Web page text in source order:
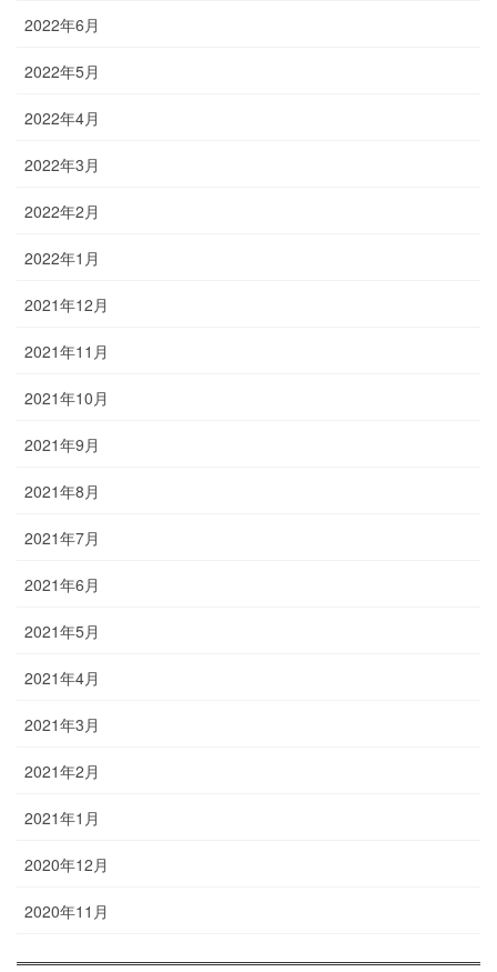
2022年6月
2022年5月
2022年4月
2022年3月
2022年2月
2022年1月
2021年12月
2021年11月
2021年10月
2021年9月
2021年8月
2021年7月
2021年6月
2021年5月
2021年4月
2021年3月
2021年2月
2021年1月
2020年12月
2020年11月